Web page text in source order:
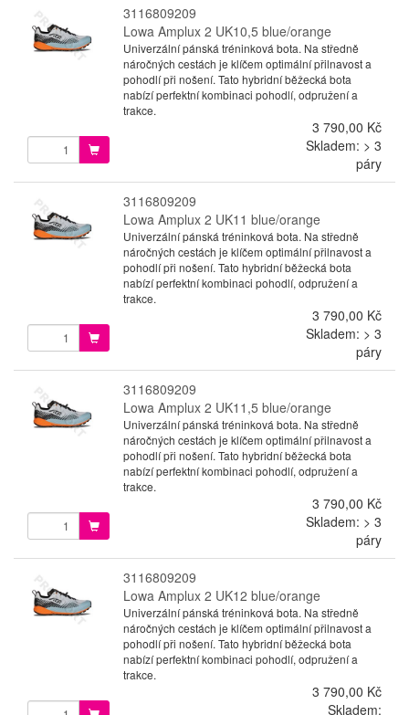
3116809209
Lowa Amplux 2 UK10,5 blue/orange
Univerzální pánská tréninková bota. Na středně
náročných cestách je klíčem optimální přilnavost a
pohodlí při nošení. Tato hybridní běžecká bota
nabízí perfektní kombinaci pohodlí, odpružení a
trakce.
3 790,00 Kč
Skladem: > 3
páry
3116809209
Lowa Amplux 2 UK11 blue/orange
Univerzální pánská tréninková bota. Na středně
náročných cestách je klíčem optimální přilnavost a
pohodlí při nošení. Tato hybridní běžecká bota
nabízí perfektní kombinaci pohodlí, odpružení a
trakce.
3 790,00 Kč
Skladem: > 3
páry
3116809209
Lowa Amplux 2 UK11,5 blue/orange
Univerzální pánská tréninková bota. Na středně
náročných cestách je klíčem optimální přilnavost a
pohodlí při nošení. Tato hybridní běžecká bota
nabízí perfektní kombinaci pohodlí, odpružení a
trakce.
3 790,00 Kč
Skladem: > 3
páry
3116809209
Lowa Amplux 2 UK12 blue/orange
Univerzální pánská tréninková bota. Na středně
náročných cestách je klíčem optimální přilnavost a
pohodlí při nošení. Tato hybridní běžecká bota
nabízí perfektní kombinaci pohodlí, odpružení a
trakce.
3 790,00 Kč
Skladem: